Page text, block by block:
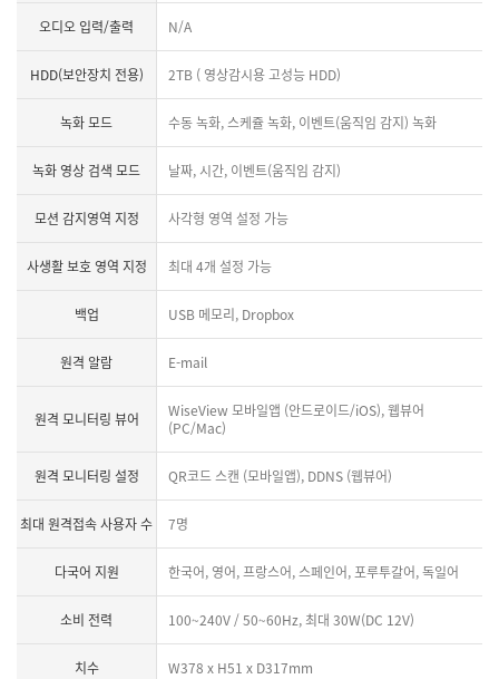
오디오 입력/출력 N/A
HDD(보안장치 전용) 2TB ( 영상감시용 고성능 HDD)
녹화 모드 수동 녹화, 스케쥴 녹화, 이벤트(움직임 감지) 녹화
녹화 영상 검색 모드 날짜, 시간, 이벤트(움직임 감지)
모션 감지영역 지정 사각형 영역 설정 가능
사생활 보호 영역 지정 최대 4개 설정 가능
백업 USB 메모리, Dropbox
원격 알람 E-mail
원격 모니터링 뷰어
WiseView 모바일앱 (안드로이드/iOS), 웹뷰어
(PC/Mac)
원격 모니터링 설정 QR코드 스캔 (모바일앱), DDNS (웹뷰어)
최대 원격접속 사용자 수 7명
다국어 지원 한국어, 영어, 프랑스어, 스페인어, 포루투갈어, 독일어
소비 전력 100~240V / 50~60Hz, 최대 30W(DC 12V)
치수 W378 x H51 x D317mm